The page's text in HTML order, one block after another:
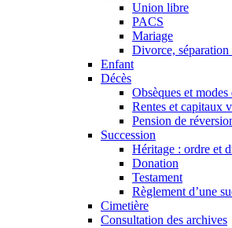
Union libre
PACS
Mariage
Divorce, séparation
Enfant
Décès
Obsèques et
Rentes et capitaux
Pension de
Succession
Héritage : ordre et
Donation
Testament
Règlement d’une
Cimetière
Consultation des archives